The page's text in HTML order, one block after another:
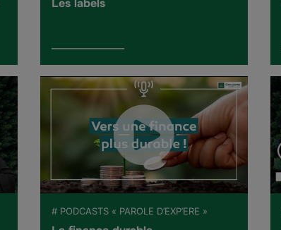
Les labels
# PODCASTS « PAROLE D’EXP’ERE »